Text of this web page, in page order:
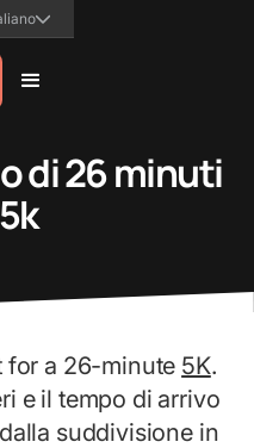
di 26 minuti
for a 26-minute 5K.
e il tempo di arrivo
suddivisione in